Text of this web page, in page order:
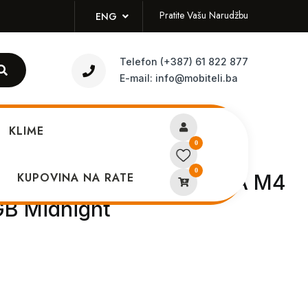
ENG Pratite Vašu Narudžbu
Telefon (+387) 61 822 877
E-mail: info@mobiteli.ba
KLIME
KUPOVINA NA RATE
0
0
Air 13 2025 MC6C4LL/A M4
Midnight